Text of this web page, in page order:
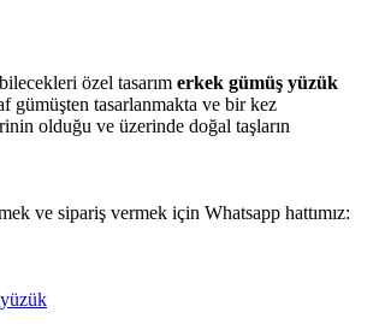
özel tasarım erkek gümüş yüzük
gümüşten tasarlanmakta ve bir kez
olduğu ve üzerinde doğal taşların
ve sipariş vermek için Whatsapp hattımız: